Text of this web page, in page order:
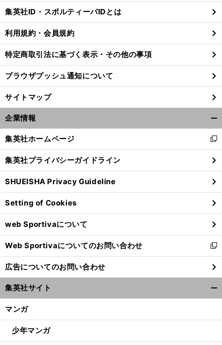
前
へ
る
集英社ID・スポルティーバIDとは
利用規約・会員規約
特定商取引法に基づく表示・その他の事項
ブラウザプッシュ通知について
サイトマップ
企業情報
閉
る
集英社ホームページ
新
し
い
ウ
ィ
ン
ド
ウ
で
開
く
集英社プライバシーガイドライン
SHUEISHA Privacy Guideline
Setting of Cookies
web Sportivaについて
Web Sportivaについてのお問い合わせ
新
し
い
ウ
ィ
ン
ウ
開
広告についてのお問い合わせ
集英社サイト
マンガ
少年マンガ